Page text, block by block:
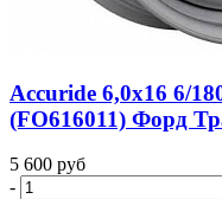
Accuride 6,0x16 6/
(FO616011) Форд
5 600 руб
-